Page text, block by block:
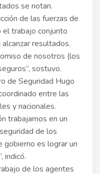
se notan.
de las fuerzas de
trabajo conjunto
resultados.
de nosotros (los
sostuvo.
de Seguridad Hugo
entre las
y nacionales.
trabajamos en un
de los
es lograr un
indicó.
de los agentes